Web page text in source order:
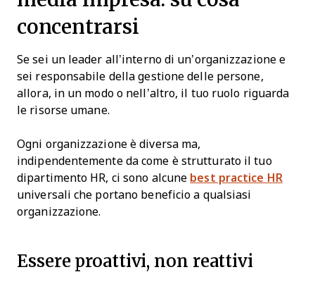
concentrarsi
Se sei un leader all’interno di un’organizzazione e
sei responsabile della gestione delle persone,
allora, in un modo o nell’altro, il tuo ruolo riguarda
le risorse umane.
Ogni organizzazione è diversa ma,
indipendentemente da come è strutturato il tuo
dipartimento HR, ci sono alcune best practice HR
universali che portano beneficio a qualsiasi
organizzazione.
Essere proattivi, non reattivi